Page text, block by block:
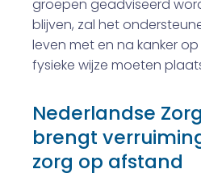
groepen geadviseerd
blijven, zal het
leven met en na kanker
fysieke wijze moeten
Nederlandse
brengt
zorg op afstand